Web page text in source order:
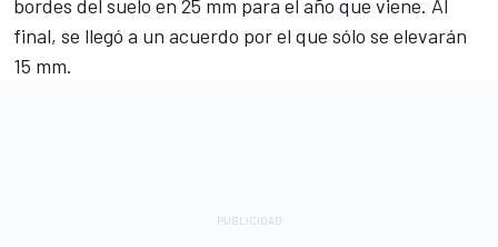
bordes del suelo en 25 mm para el año que viene. Al
final, se llegó a un acuerdo por el que sólo se elevarán
15 mm.